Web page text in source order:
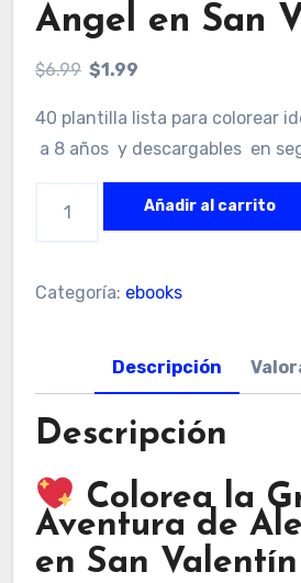
Angel en San
$6.99 El
original
era:
$1.99
actual
es:
40 plantilla lista para colorear
a 8 años y descargables en
Aventura
en
San
Valentin
cantidad
Añadir al carrito
Categoría: ebooks
Descripción
Descripción
Colorea la
Aventura de
en San Valentín